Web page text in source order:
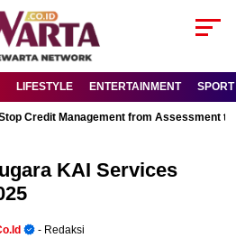
LIFESTYLE ENTERTAINMENT SPORT
Credit Management from Assessment
KAI Services
- Redaksi